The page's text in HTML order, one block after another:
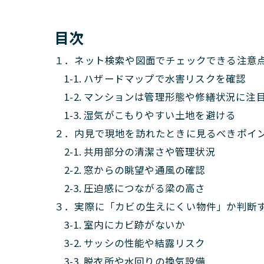
目次
１．ネット検索や図面でチェックできる注意
1-1. ハザードマップで水害リスクを確認
1-2. マンションは管理形態や修繕状況に注目
1-3. 湿気がこもりやすい土地を避ける
２．内見で現地を訪れたときに見るべきポイ
2-1. 共用部分の清潔さや管理状況
2-2. 窓からの眺望や通風の確認
2-3. 圧迫感につながる梁の高さ
３．実際に「カビの生えにくい物件」か判断
3-1. 室内にカビ跡がないか
3-2. サッシの性能や結露リスク
3-3. 脱衣所や水回りの換気設備